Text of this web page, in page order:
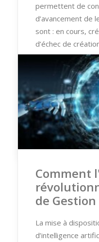
permettent de
d’avancement de
sont : en cours,
d’échec de
liste des causes
Pour en savoir
abordés dans
nous contacter.
by Cécile Regnaut
Comment
de Gestion
La mise à
d’intelligence